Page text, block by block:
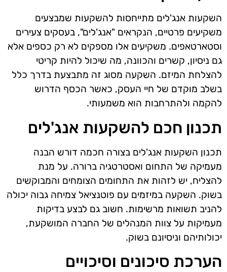
השקעות אנג'לים מתייחסות להשקעות שמבצעים
משקיעים פרטיים, הנקראים "אנג'לים", בעסקים צעירים
וסטארטאפים. משקיעים אלו מספקים לא רק כספים אלא
גם ניסיון, קשרים והכוונה, מה שיכול להיות קריטי
להצלחת המיזם. השקעה מסוג זה מתבצעת בדרך כלל
בשלב מוקדם של חיי העסק, כאשר הכסף הדרוש
להקמה ולהתרחבות הוא משמעותי.
תכנון חכם להשקעות אנג'לים
תכנון השקעות אנג'לים בצורה חכמה דורש הבנה
מעמיקה של התחום ואסטרטגיה ברורה. על מנת
להצליח, יש לזהות את התחומים הצומחים והמבוקשים
בשוק. השקעה במיזמים עם פוטנציאל צמיחה גבוה יכולה
להניב תשואות מרשימות. חשוב גם לבצע בדיקות
מעמיקות על צוות המנהלים של החברה המושקעת,
יכולותיהם וניסיונם בשוק.
הערכת סיכונים וסיכויים